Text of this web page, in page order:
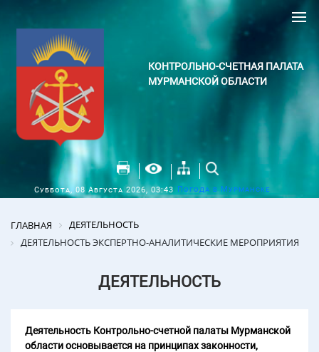
КОНТРОЛЬНО-СЧЕТНАЯ ПАЛАТА
МУРМАНСКОЙ ОБЛАСТИ
Суббота, 08 Августа 2026, 03:43 Погода в Мурманске
ГЛАВНАЯ
ДЕЯТЕЛЬНОСТЬ
ДЕЯТЕЛЬНОСТЬ ЭКСПЕРТНО-АНАЛИТИЧЕСКИЕ МЕРОПРИЯТИЯ
ДЕЯТЕЛЬНОСТЬ
Деятельность Контрольно-счетной палаты Мурманской
области основывается на принципах законности,